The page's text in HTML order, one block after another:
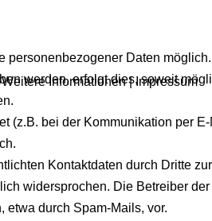
Daten
werden, erfolgt dies, soweit
(z.B. bei der Kommunikation per
Kontaktdaten durch Dritte
widersprochen. Die Betreiber
etwa durch Spam-Mails, vor.
Weitere Informationen|Impressum